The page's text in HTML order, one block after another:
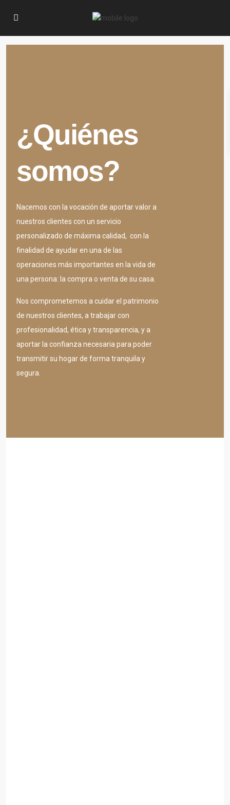
¿Quiénes
somos?
Nacemos con la vocación de aportar valor a
nuestros clientes con un servicio
personalizado de máxima calidad, con la
finalidad de ayudar en una de las
operaciones más importantes en la vida de
una persona: la compra o venta de su casa.
Nos comprometemos a cuidar el patrimonio
de nuestros clientes, a trabajar con
profesionalidad, ética y transparencia, y a
aportar la confianza necesaria para poder
transmitir su hogar de forma tranquila y
segura.